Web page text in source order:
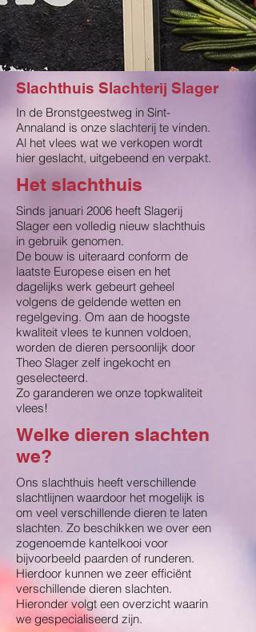
Slachthuis Slachterij Slager
In de Bronstgeestweg in Sint-
Annaland is onze slachterij te vinden.
Al het vlees wat we verkopen wordt
hier geslacht, uitgebeend en verpakt.
Het slachthuis
Sinds januari 2006 heeft Slagerij
Slager een volledig nieuw slachthuis
in gebruik genomen.
De bouw is uiteraard conform de
laatste Europese eisen en het
dagelijks werk gebeurt geheel
volgens de geldende wetten en
regelgeving. Om aan de hoogste
kwaliteit vlees te kunnen voldoen,
worden de dieren persoonlijk door
Theo Slager zelf ingekocht en
geselecteerd.
Zo garanderen we onze topkwaliteit
vlees!
Welke dieren slachten
we?
Ons slachthuis heeft verschillende
slachtlijnen waardoor het mogelijk is
om veel verschillende dieren te laten
slachten. Zo beschikken we over een
zogenoemde kantelkooi voor
bijvoorbeeld paarden of runderen.
Hierdoor kunnen we zeer efficiënt
verschillende dieren slachten.
Hieronder volgt een overzicht waarin
we gespecialiseerd zijn.